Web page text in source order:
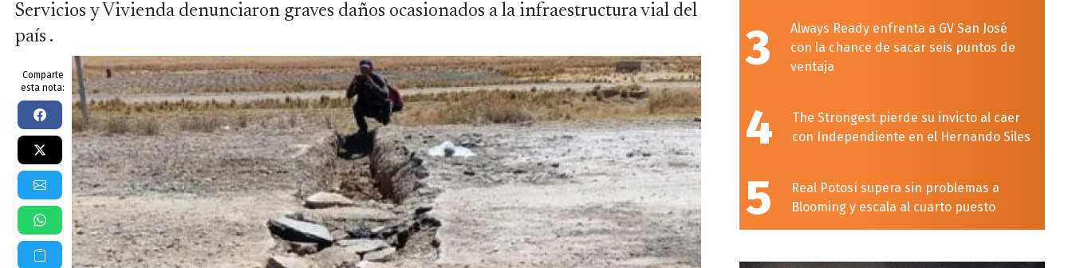
Servicios y Vivienda denunciaron graves daños ocasionados a la infraestructura vial del
país .
Comparte
esta nota:
3
Always Ready enfrenta a GV San José
con la chance de sacar seis puntos de
ventaja
4
The Strongest pierde su invicto al caer
con Independiente en el Hernando Siles
5
Real Potosí supera sin problemas a
Blooming y escala al cuarto puesto